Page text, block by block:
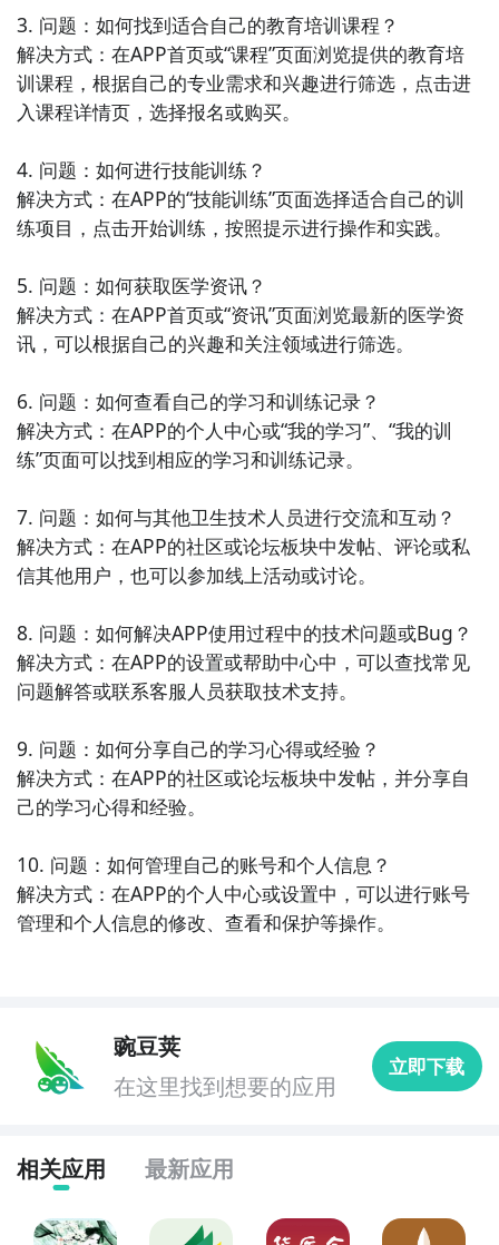
3. 问题：如何找到适合自己的教育培训课程？
解决方式：在APP首页或“课程”页面浏览提供的教育培
训课程，根据自己的专业需求和兴趣进行筛选，点击进
入课程详情页，选择报名或购买。
4. 问题：如何进行技能训练？
解决方式：在APP的“技能训练”页面选择适合自己的训
练项目，点击开始训练，按照提示进行操作和实践。
5. 问题：如何获取医学资讯？
解决方式：在APP首页或“资讯”页面浏览最新的医学资
讯，可以根据自己的兴趣和关注领域进行筛选。
6. 问题：如何查看自己的学习和训练记录？
解决方式：在APP的个人中心或“我的学习”、“我的训
练”页面可以找到相应的学习和训练记录。
7. 问题：如何与其他卫生技术人员进行交流和互动？
解决方式：在APP的社区或论坛板块中发帖、评论或私
信其他用户，也可以参加线上活动或讨论。
8. 问题：如何解决APP使用过程中的技术问题或Bug？
解决方式：在APP的设置或帮助中心中，可以查找常见
问题解答或联系客服人员获取技术支持。
9. 问题：如何分享自己的学习心得或经验？
解决方式：在APP的社区或论坛板块中发帖，并分享自
己的学习心得和经验。
10. 问题：如何管理自己的账号和个人信息？
解决方式：在APP的个人中心或设置中，可以进行账号
管理和个人信息的修改、查看和保护等操作。
豌豆荚
在这里找到想要的应用
立即下载
相关应用 最新应用